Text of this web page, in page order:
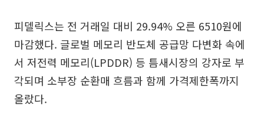
피델릭스는 전 거래일 대비 29.94% 오른 6510원에
마감했다. 글로벌 메모리 반도체 공급망 다변화 속에
서 저전력 메모리(LPDDR) 등 틈새시장의 강자로 부
각되며 소부장 순환매 흐름과 함께 가격제한폭까지
올랐다.